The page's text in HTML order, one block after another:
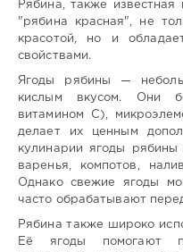
Рябина, также
"рябина красная", не
красотой, но и
свойствами.
Ягоды рябины —
кислым вкусом. Они
витамином C),
делает их ценным
кулинарии ягоды рябины
варенья, компотов,
Однако свежие ягоды
часто обрабатывают
Рябина также широко
Её ягоды помогают